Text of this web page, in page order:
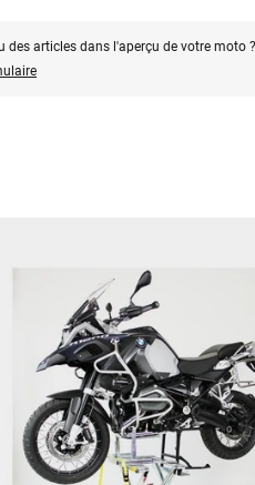
des articles dans l'aperçu de votre moto